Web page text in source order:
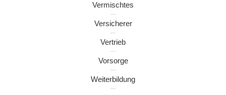
Vermischtes
Versicherer
Vertrieb
Vorsorge
Weiterbildung